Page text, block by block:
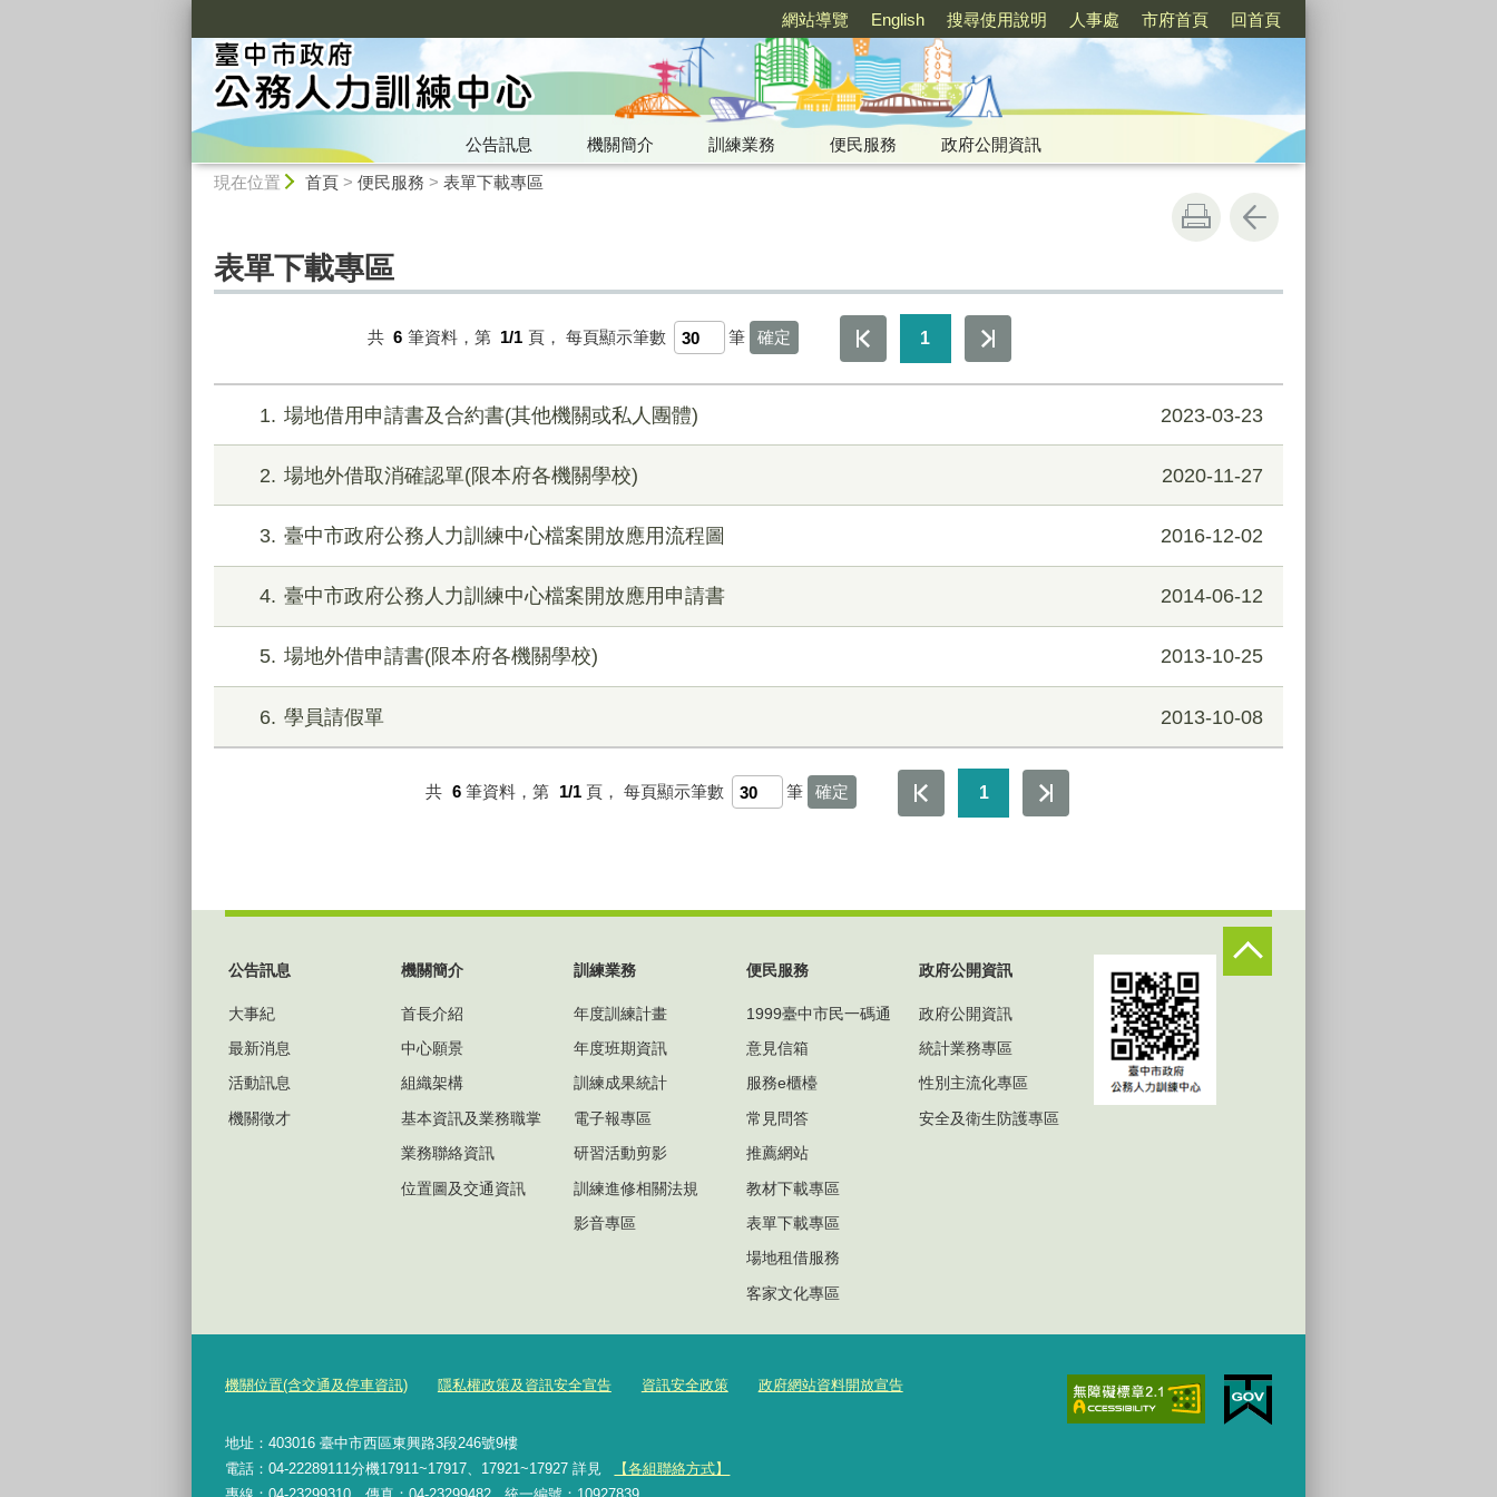
網站導覽 English 搜尋使用說明 人事處 市府首頁 回首頁
公告訊息 機關簡介 訓練業務 便民服務
政府公開資訊
現在位置 首頁> 便民服務 > 表單下載專區
表單下載專區
共 6 筆資料，第 1/1 頁， 每頁顯示筆數 筆 1
1 場地借用申請書及合約書(其他機關或私人團體) 2023-03-23
2 場地外借取消確認單(限本府各機關學校) 2020-11-27
3 臺中市政府公務人力訓練中心檔案開放應用流程圖 2016-12-02
4 臺中市政府公務人力訓練中心檔案開放應用申請書 2014-06-12
5 場地外借申請書(限本府各機關學校) 2013-10-25
6 學員請假單 2013-10-08
共 6 筆資料，第 1/1 頁， 每頁顯示筆數 筆 1
公告訊息
大事紀
最新消息
活動訊息
機關徵才
機關簡介
首長介紹
中心願景
組織架構
基本資訊及業務職掌
業務聯絡資訊
位置圖及交通資訊
訓練業務
年度訓練計畫
年度班期資訊
訓練成果統計
電子報專區
研習活動剪影
訓練進修相關法規
影音專區
便民服務
1999臺中市民一碼通
意見信箱
服務e櫃檯
常見問答
推薦網站
教材下載專區
表單下載專區
場地租借服務
客家文化專區
政府公開資訊
政府公開資訊
統計業務專區
性別主流化專區
安全及衛生防護專區
機關位置(含交通及停車資訊) 隱私權政策及資訊安全宣告 資訊安全政策 政府網站資料開放宣告
地址：403016 臺中市西區東興路3段246號9樓
電話：04-22289111分機17911~17917、17921~17927 詳見
【各組聯絡方式】